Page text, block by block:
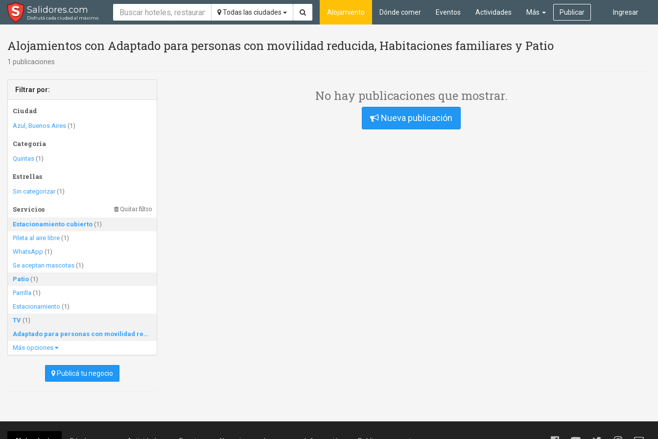
Salidores.com
Disfrutá cada ciudad al máximo
Todas las ciudades Ingresar
Alojamiento Dónde comer Eventos Actividades Más Publicar
Alojamientos con Adaptado para personas con movilidad reducida, Habitaciones familiares y Patio
1 publicaciones
Filtrar por:
Ciudad
Azul, Buenos Aires (1)
Categoría
Quintas (1)
Estrellas
Sin categorizar(1)
Servicios Quitar filtro
Estacionamiento cubierto (1)
Pileta al aire libre (1)
WhatsApp (1)
Se aceptan mascotas (1)
Patio (1)
Parrilla (1)
Estacionamiento (1)
TV (1)
Adaptado para personas con movilidad reducida
Más opciones
Publicá tu negocio
No hay publicaciones que mostrar.
Nueva publicación